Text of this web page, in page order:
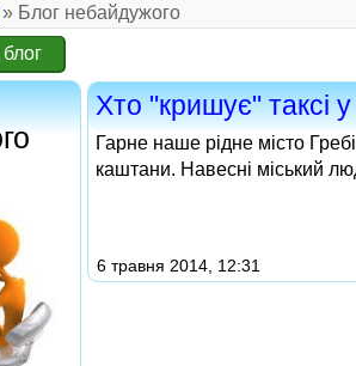
» Блог небайдужого
Хто "кришує" таксі у
Гарне наше рідне місто
каштани. Навесні міський
6 травня 2014, 12:31